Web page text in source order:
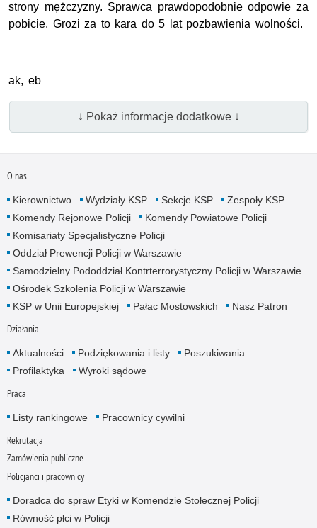
strony mężczyzny. Sprawca prawdopodobnie odpowie za
pobicie. Grozi za to kara do 5 lat pozbawienia wolności.
ak, eb
↓ Pokaż informacje dodatkowe ↓
O nas
Kierownictwo Wydziały KSP Sekcje KSP
Zespoły KSP
Komendy Rejonowe Policji
Komendy Powiatowe Policji
Komisariaty Specjalistyczne Policji
Oddział Prewencji Policji w Warszawie
Samodzielny Pododdział Kontrterrorystyczny Policji w Warszawie
Ośrodek Szkolenia Policji w Warszawie
KSP w Unii Europejskiej
Pałac Mostowskich Nasz Patron
Działania
Aktualności Podziękowania i listy
Poszukiwania
Profilaktyka
Wyroki sądowe
Praca
Listy rankingowe Pracownicy cywilni
Rekrutacja
Zamówienia publiczne
Policjanci i pracownicy
Doradca do spraw Etyki w Komendzie Stołecznej Policji
Równość płci w Policji